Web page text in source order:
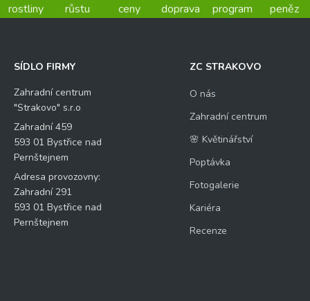
rostliny
růstu
ceny
doprava
program
peněz
SÍDLO FIRMY
Zahradní centrum
"Strakovo" s.r.o
Zahradní 459
593 01 Bystřice nad
Pernštejnem
Adresa provozovny:
Zahradní 291
593 01 Bystřice nad
Pernštejnem
ZC STRAKOVO
O nás
Zahradní centrum
🌸 Květinářství
Poptávka
Fotogalerie
Kariéra
Recenze